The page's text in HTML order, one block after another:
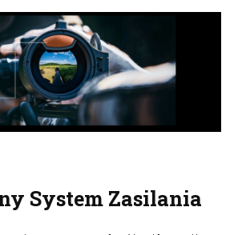
System Zasilania